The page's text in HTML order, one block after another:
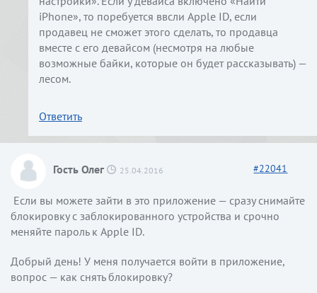
iPhone», то поребуется ввсли Apple ID, если
продавец не сможет этого сделать, то продавца
вместе с его девайсом (несмотря на любые
возможные байки, которые он будет рассказывать) —
лесом.
Ответить
Гость Олег 25.04.2016 #22041
Если вы можете зайти в это приложение — сразу снимайте
блокировку с заблокированного устройства и срочно
меняйте пароль к Apple ID.
Добрый день! У меня получается войти в приложение,
вопрос — как снять блокировку?